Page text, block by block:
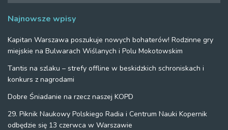
Najnowsze wpisy
Kapitan Warszawa poszukuje nowych bohaterów! Rodzinne gry
miejskie na Bulwarach Wiślanych i Polu Mokotowskim
Tantis na szlaku – strefy offline w beskidzkich schroniskach i
konkurs z nagrodami
Dobre Śniadanie na rzecz naszej KOPD
29. Piknik Naukowy Polskiego Radia i Centrum Nauki Kopernik
odbędzie się 13 czerwca w Warszawie